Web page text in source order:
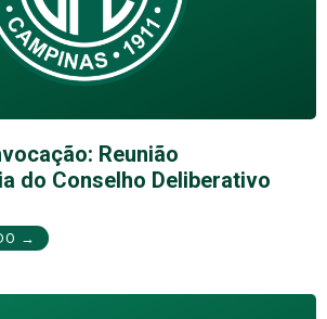
Reunião
do Conselho Deliberativo
→